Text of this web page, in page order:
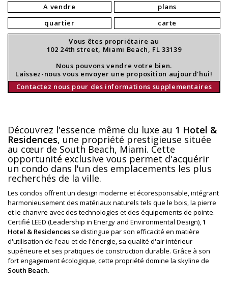
A vendre
quartier
plans
carte
Vous êtes propriétaire au
102 24th street, Miami Beach, FL 33139
Nous pouvons vendre votre bien.
Laissez-nous vous envoyer une proposition aujourd'hui!
Contactez nous pour des informations supplementaires
Découvrez l'essence même du luxe au 1 Hotel &
Residences, une propriété prestigieuse située
au cœur de South Beach, Miami. Cette
opportunité exclusive vous permet d'acquérir
un condo dans l'un des emplacements les plus
recherchés de la ville.
Les condos offrent un design moderne et écoresponsable, intégrant
harmonieusement des matériaux naturels tels que le bois, la pierre
et le chanvre avec des technologies et des équipements de pointe.
Certifié LEED (Leadership in Energy and Environmental Design),1
Hotel & Residences se distingue par son efficacité en matière
d'utilisation de l'eau et de l'énergie, sa qualité d'air intérieur
supérieure et ses pratiques de construction durable. Grâce à son
fort engagement écologique, cette propriété domine la skyline de
South Beach.